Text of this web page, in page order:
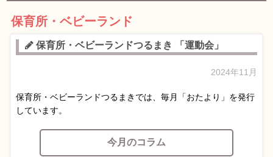
保育所・ベビーランド
保育所・ベビーランドつるまき 「運動会」
2024年11月
保育所・ベビーランドつるまきでは、毎月「おたより」を発行
しています。
今月のコラム